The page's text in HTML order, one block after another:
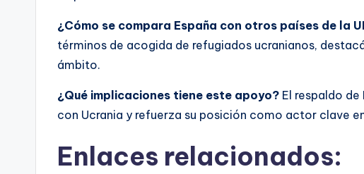
¿Cómo se compara España con otros países de la
términos de acogida de refugiados ucranianos,
ámbito.
¿Qué implicaciones tiene este apoyo? El respaldo
con Ucrania y refuerza su posición como actor clave
Enlaces relacionados: